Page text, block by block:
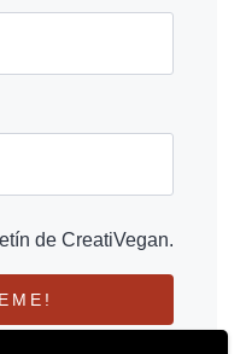
de CreatiVegan.